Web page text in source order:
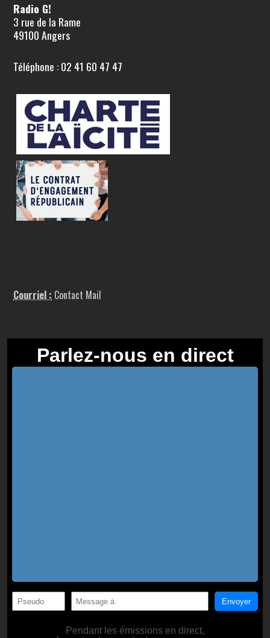
Radio G!
3 rue de la Rame
49100 Angers
Téléphone : 02 41 60 47 47
Courriel : Contact Mail